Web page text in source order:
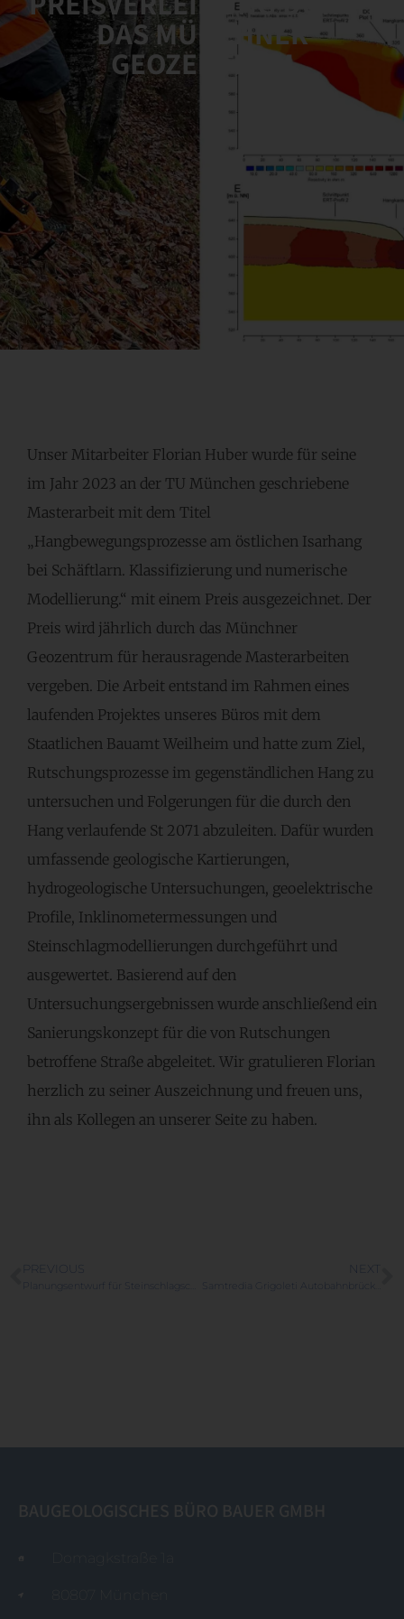
DAS MÜNCHNER
GEOZENTRUM
Unser Mitarbeiter Florian Huber wurde für seine
im Jahr 2023 an der TU München geschriebene
Masterarbeit mit dem Titel
„Hangbewegungsprozesse am östlichen Isarhang
bei Schäftlarn. Klassifizierung und numerische
Modellierung.“ mit einem Preis ausgezeichnet. Der
Preis wird jährlich durch das Münchner
Geozentrum für herausragende Masterarbeiten
vergeben. Die Arbeit entstand im Rahmen eines
laufenden Projektes unseres Büros mit dem
Staatlichen Bauamt Weilheim und hatte zum Ziel,
Rutschungsprozesse im gegenständlichen Hang zu
untersuchen und Folgerungen für die durch den
Hang verlaufende St 2071 abzuleiten. Dafür wurden
umfassende geologische Kartierungen,
hydrogeologische Untersuchungen, geoelektrische
Profile, Inklinometermessungen und
Steinschlagmodellierungen durchgeführt und
ausgewertet. Basierend auf den
Untersuchungsergebnissen wurde anschließend ein
Sanierungskonzept für die von Rutschungen
betroffene Straße abgeleitet. Wir gratulieren Florian
herzlich zu seiner Auszeichnung und freuen uns,
ihn als Kollegen an unserer Seite zu haben.
PREVIOUS NEXT